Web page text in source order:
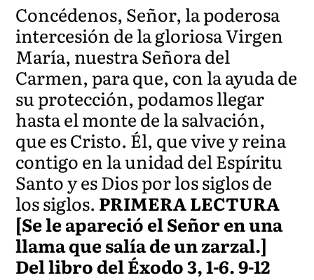
Concédenos, Señor, la poderosa
intercesión de la gloriosa Virgen
María, nuestra Señora del
Carmen, para que, con la ayuda de
su protección, podamos llegar
hasta el monte de la salvación,
que es Cristo. Él, que vive y reina
contigo en la unidad del Espíritu
Santo y es Dios por los siglos de
los siglos. PRIMERA LECTURA
[Se le apareció el Señor en una
llama que salía de un zarzal.]
Del libro del Éxodo 3, 1-6. 9-12